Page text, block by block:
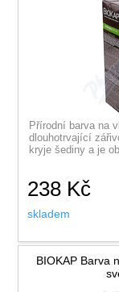
Přírodní barva na
dlouhotrvající
kryje šediny a je
238 Kč
skladem
BIOKAP Barva